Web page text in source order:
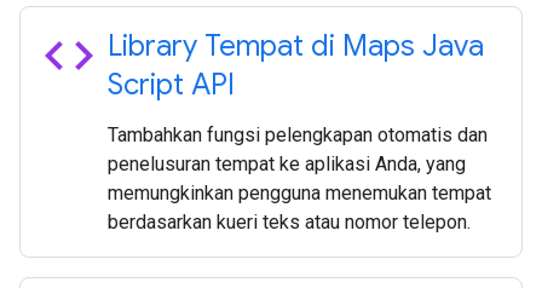
code Library Tempat di Maps Java
Script API
Tambahkan fungsi pelengkapan otomatis dan
penelusuran tempat ke aplikasi Anda, yang
memungkinkan pengguna menemukan tempat
berdasarkan kueri teks atau nomor telepon.